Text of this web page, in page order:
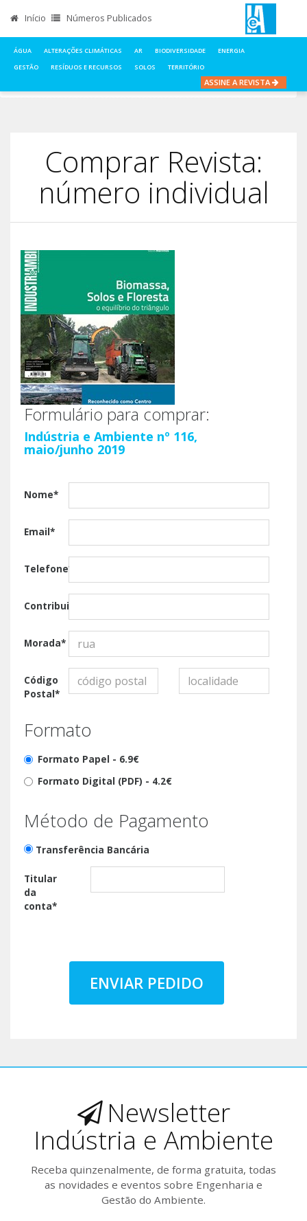
Início Números Publicados
ÁGUA ALTERAÇÕES CLIMÁTICAS AR BIODIVERSIDADE
ENERGIA
GESTÃO
RESÍDUOS E RECURSOS SOLOS TERRITÓRIO
ASSINE A REVISTA
Comprar Revista:
número individual
Formulário para comprar:
Indústria e Ambiente nº 116,
maio/junho 2019
Nome*
Email*
Telefone*
Contribuinte*
Morada*
Código
Postal*
Formato
Formato Papel - 6.9€
Formato Digital (PDF) - 4.2€
Método de Pagamento
Transferência Bancária
Titular
da
conta*
ENVIAR PEDIDO
Newsletter
Indústria e Ambiente
Receba quinzenalmente, de forma gratuita, todas
as novidades e eventos sobre Engenharia e
Gestão do Ambiente.